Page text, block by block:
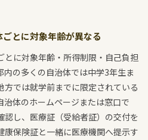
とに対象年齢が異なる
とに対象年齢・所得制限・自己負担
の多くの自治体では中学3年生ま
では就学前までに限定されている
体のホームページまたは窓口で
認し、医療証（受給者証）の交付を
康保険証と一緒に医療機関へ提示す